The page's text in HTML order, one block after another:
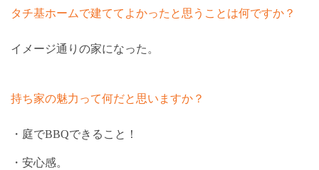
タチ基ホームで建ててよかったと思うことは何ですか？
イメージ通りの家になった。
持ち家の魅力って何だと思いますか？
・庭でBBQできること！
・安心感。